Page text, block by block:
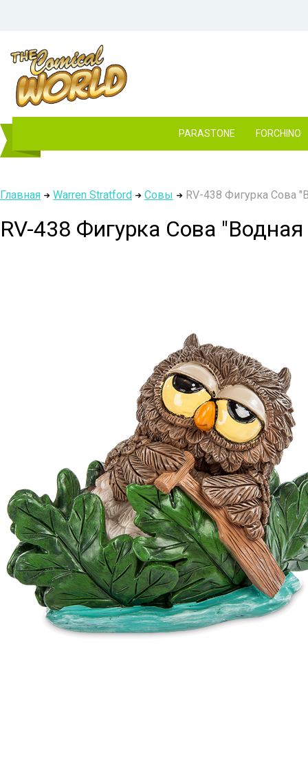
PARASTONE FORCHINO
Главная Warren Stratford Совы RV-438 Фигурка Сова
RV-438 Фигурка Сова